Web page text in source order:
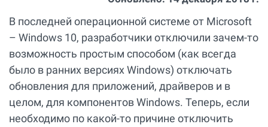
В последней операционной системе от Microsoft
– Windows 10, разработчики отключили зачем-то
возможность простым способом (как всегда
было в ранних версиях Windows) отключать
обновления для приложений, драйверов и в
целом, для компонентов Windows. Теперь, если
необходимо по какой-то причине отключить